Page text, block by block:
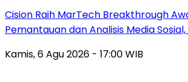
Cision Raih MarTech Breakthrough
Pemantauan dan Analisis Media
Kamis, 6 Agu 2026 - 17:00 WIB